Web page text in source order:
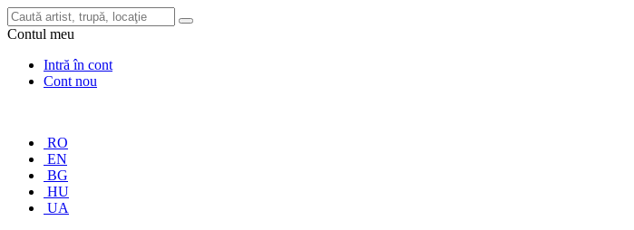
Contul meu
Intră în cont
Cont nou
RO
EN
BG
HU
UA